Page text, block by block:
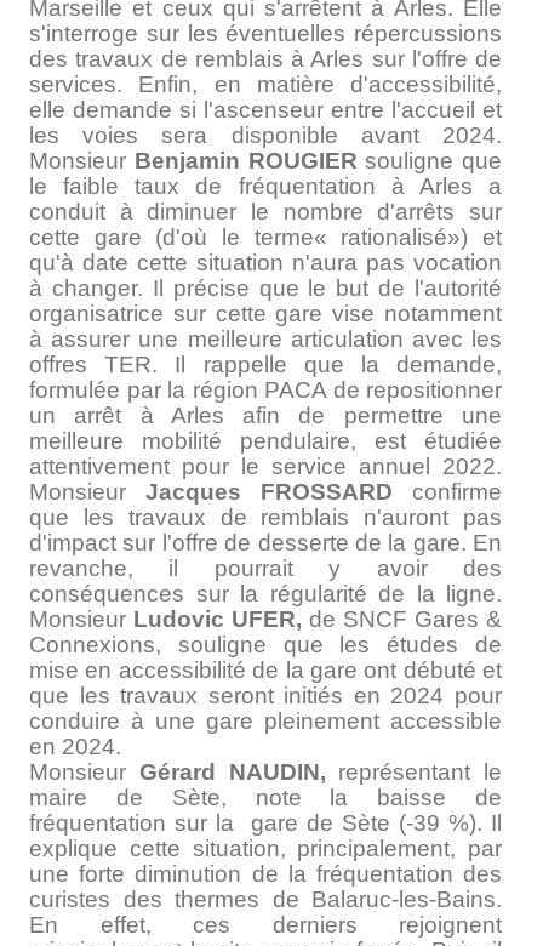
Marseille et ceux qui s'arrêtent à Arles. Elle
s'interroge sur les éventuelles répercussions
des travaux de remblais à Arles sur l'offre de
services. Enfin, en matière d'accessibilité,
elle demande si l'ascenseur entre l'accueil et
les voies sera disponible avant 2024.
Monsieur Benjamin ROUGIERsouligne que
le faible taux de fréquentation à Arles a
conduit à diminuer le nombre d'arrêts sur
cette gare (d'où le terme« rationalisé») et
qu'à date cette situation n'aura pas vocation
à changer. Il précise que le but de l'autorité
organisatrice sur cette gare vise notamment
à assurer une meilleure articulation avec les
offres TER. Il rappelle que la demande,
formulée par la région PACA de repositionner
un arrêt à Arles afin de permettre une
meilleure mobilité pendulaire, est étudiée
attentivement pour le service annuel 2022.
Monsieur Jacques FROSSARD confirme
que les travaux de remblais n'auront pas
d'impact sur l'offre de desserte de la gare. En
revanche, il pourrait y avoir des
conséquences sur la régularité de la ligne.
Monsieur Ludovic UFER, de SNCF Gares &
Connexions, souligne que les études de
mise en accessibilité de la gare ont débuté et
que les travaux seront initiés en 2024 pour
conduire à une gare pleinement accessible
en 2024.
MonsieurGérard NAUDIN, représentant le
maire de Sète, note la baisse de
fréquentation sur la gare de Sète (-39 %). Il
explique cette situation, principalement, par
une forte diminution de la fréquentation des
curistes des thermes de Balaruc-les-Bains.
En effet, ces derniers rejoignent